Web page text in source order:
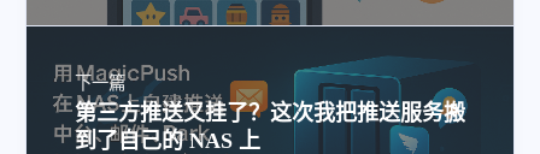
下一篇
第三方推送又挂了？这次我把推送服务搬
到了自己的 NAS 上